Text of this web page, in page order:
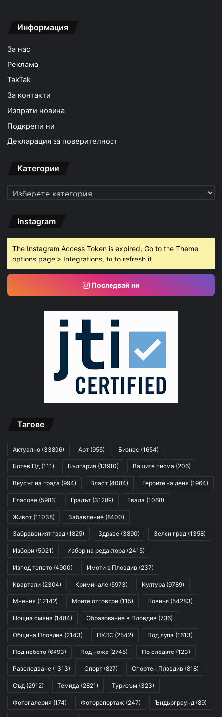
Информация
За нас
Реклама
TakTak
За контакти
Изпрати новина
Подкрепи ни
Декларация за поверителност
Категории
Категории
Instagram
The Instagram Access Token is expired, Go to the Theme
options page > Integrations, to to refresh it.
Последвай ни
Тагове
Актуално (33806) Арт (955) Бизнес (1654)
Ботев Пд (111) България (13910) Вашите писма (206)
Вкусът на града (994) Власт (4084) Героите на деня (1964)
Гласове (5983) Градът (31289) Евала (1068)
Живот (11038) Забавление (8400)
Забравеният град (1825) Здраве (3890) Зелен град (1358)
Избори (5021) Избор на редактора (2415)
Изпод тепето (4900) Имоти в Пловдив (237)
Квартали (2304) Криминале (5973) Култура (9789)
Мнения (12142) Моите отговори (115) Новини (54283)
Нощна смяна (1484) Образование в Пловдив (736)
Община Пловдив (2143) ПУЛС (2542) Под лупа (1613)
Под небето (6493) Под ножа (2745) По следите (123)
Разследване (1313) Спорт (827) Спортен Пловдив (818)
Съд (2912) Темида (2821) Туризъм (323)
Фотогалерия (174) Фоторепортаж (247) Ъндърграунд (89)